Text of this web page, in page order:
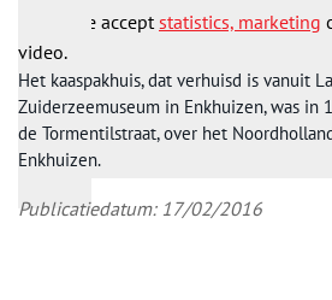
Please acceptstatistics, marketing
video.
Het kaaspakhuis, dat verhuisd is vanuit
Zuiderzeemuseum in Enkhuizen, was in
de Tormentilstraat, over het
Enkhuizen.
Publicatiedatum: 17/02/2016